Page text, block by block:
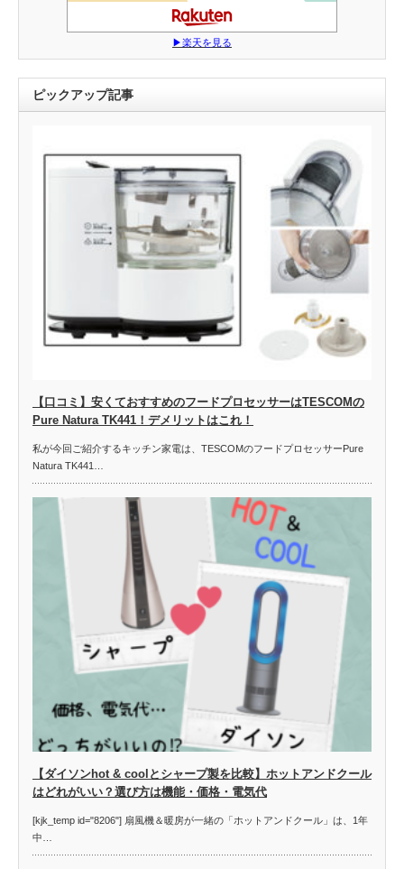
▶︎楽天を見る
ピックアップ記事
【口コミ】安くておすすめのフードプロセッサーはTESCOMの
Pure Natura TK441！デメリットはこれ！
私が今回ご紹介するキッチン家電は、TESCOMのフードプロセッサーPure
Natura TK441…
【ダイソンhot & coolとシャープ製を比較】ホットアンドクール
はどれがいい？選び方は機能・価格・電気代
[kjk_temp id="8206"] 扇風機＆暖房が一緒の「ホットアンドクール」は、1年
中…